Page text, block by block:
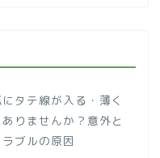
タテ線が入る・薄く
りませんか？意外と
ブルの原因